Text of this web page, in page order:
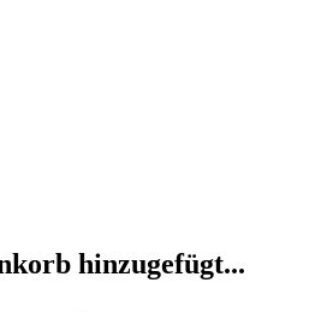
hinzugefügt...